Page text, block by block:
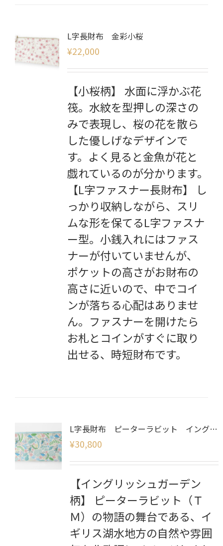
L字長財布 金彩小桜
¥22,000
【小桜柄】 水面に浮かぶ花
筏。水紋を型押しの深さの
みで表現し、桜の花を散ら
した優しげなデザインで
す。よく見ると金魚が花と
戯れているのが分かります。
【L字ファスナー長財布】 し
っかり収納しながら、スリ
ムな形を保てるL字ファスナ
ー型。小銭入れにはファス
ナーが付いていませんが、
ポケットの高さがお財布の
高さに近いので、中でコイ
ンが落ちる心配はありませ
ん。ファスナーを開けたら
お札とコインがすぐに取り
出せる、時短財布です。
L字長財布 ピーターラビット イングリッシュガーデン
¥30,800
【イングリッシュガーデン
柄】 ピーターラビット（Ｔ
Ｍ）の物語の舞台である、イ
ギリス湖水地方の自然や雰囲